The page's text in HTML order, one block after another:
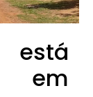
em